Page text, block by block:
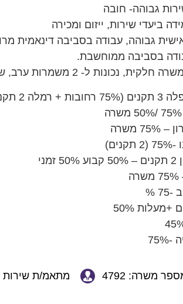
גבוהה- חובה
ביעדי שירות, ייזום ומכירה
גבוהה, עבודה בסביבה דינאמית
בסביבה ממוחשבת.
נכונות ל- 2 משמרות ערב, שישי לסירוגין
רחובות + נס ציונה)
משרה
%
+מעלות 50%
משרה: 4792 מתאמ/ת שירות